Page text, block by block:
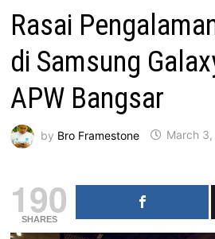
Rasai
di Samsung
APW Bangsar
by Bro Framestone March
190
SHARES